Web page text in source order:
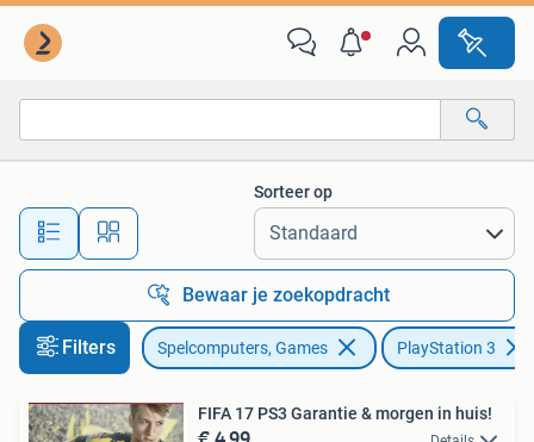
Alle afstanden…
Sorteer op
Bewaar je zoekopdracht
Filters Spelcomputers, Games PlayStation 3
FIFA 17 PS3 Garantie & morgen in huis!